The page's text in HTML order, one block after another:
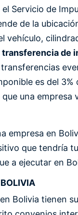
Servicio de
de la
vehículo,
transferencia
es del
una
empresa en
que tendría
a ejecutar en
Bolivia tienen